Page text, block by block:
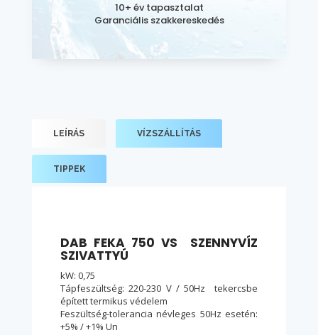
10+ év tapasztalat
Garanciális szakkereskedés
LEÍRÁS VÍZSZÁLLÍTÁS
TIPPEK
DAB FEKA 750 VS SZENNYVÍZ
SZIVATTYÚ
kW: 0,75
Tápfeszültség: 220-230 V / 50Hz tekercsbe
épített termikus védelem
Feszültség-tolerancia névleges 50Hz esetén:
+5% / +1% Un